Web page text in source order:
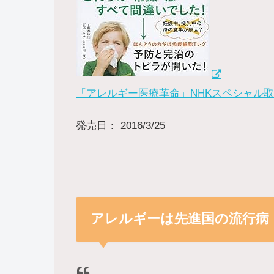
「アレルギー医療革命」NHKスペシャル
発売日： 2016/3/25
アレルギーは先進国の流行病